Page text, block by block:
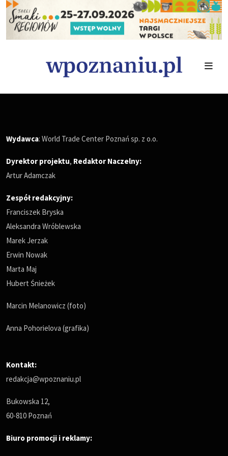
Wydawca: World Trade Center Poznań sp. z o.o.
Dyrektor projektu, Redaktor Naczelny:
Artur Adamczak
Zespół redakcyjny:
Franciszek Bryska
Aleksandra Wróblewska
Marek Jerzak
Erwin Nowak
Marta Maj
Hubert Śnieżek
Marcin Melanowicz (foto)
Anna Pohorielova (grafika)
Kontakt:
redakcja@wpoznaniu.pl
Bukowska 12,
60-810 Poznań
Biuro promocji i reklamy: